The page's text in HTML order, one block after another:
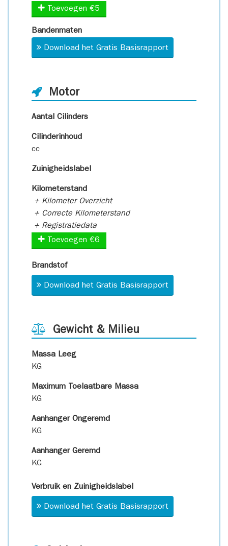
Toevoegen €5
Bandenmaten
Download het Gratis Basisrapport
Motor
Aantal Cilinders
Cilinderinhoud
cc
Zuinigheidslabel
Kilometerstand
+ Kilometer Overzicht
+ Correcte Kilometerstand
+ Registratiedata
Toevoegen €6
Brandstof
Download het Gratis Basisrapport
Gewicht & Milieu
Massa Leeg
KG
Maximum Toelaatbare Massa
KG
Aanhanger Ongeremd
KG
Aanhanger Geremd
KG
Verbruik en Zuinigheidslabel
Download het Gratis Basisrapport